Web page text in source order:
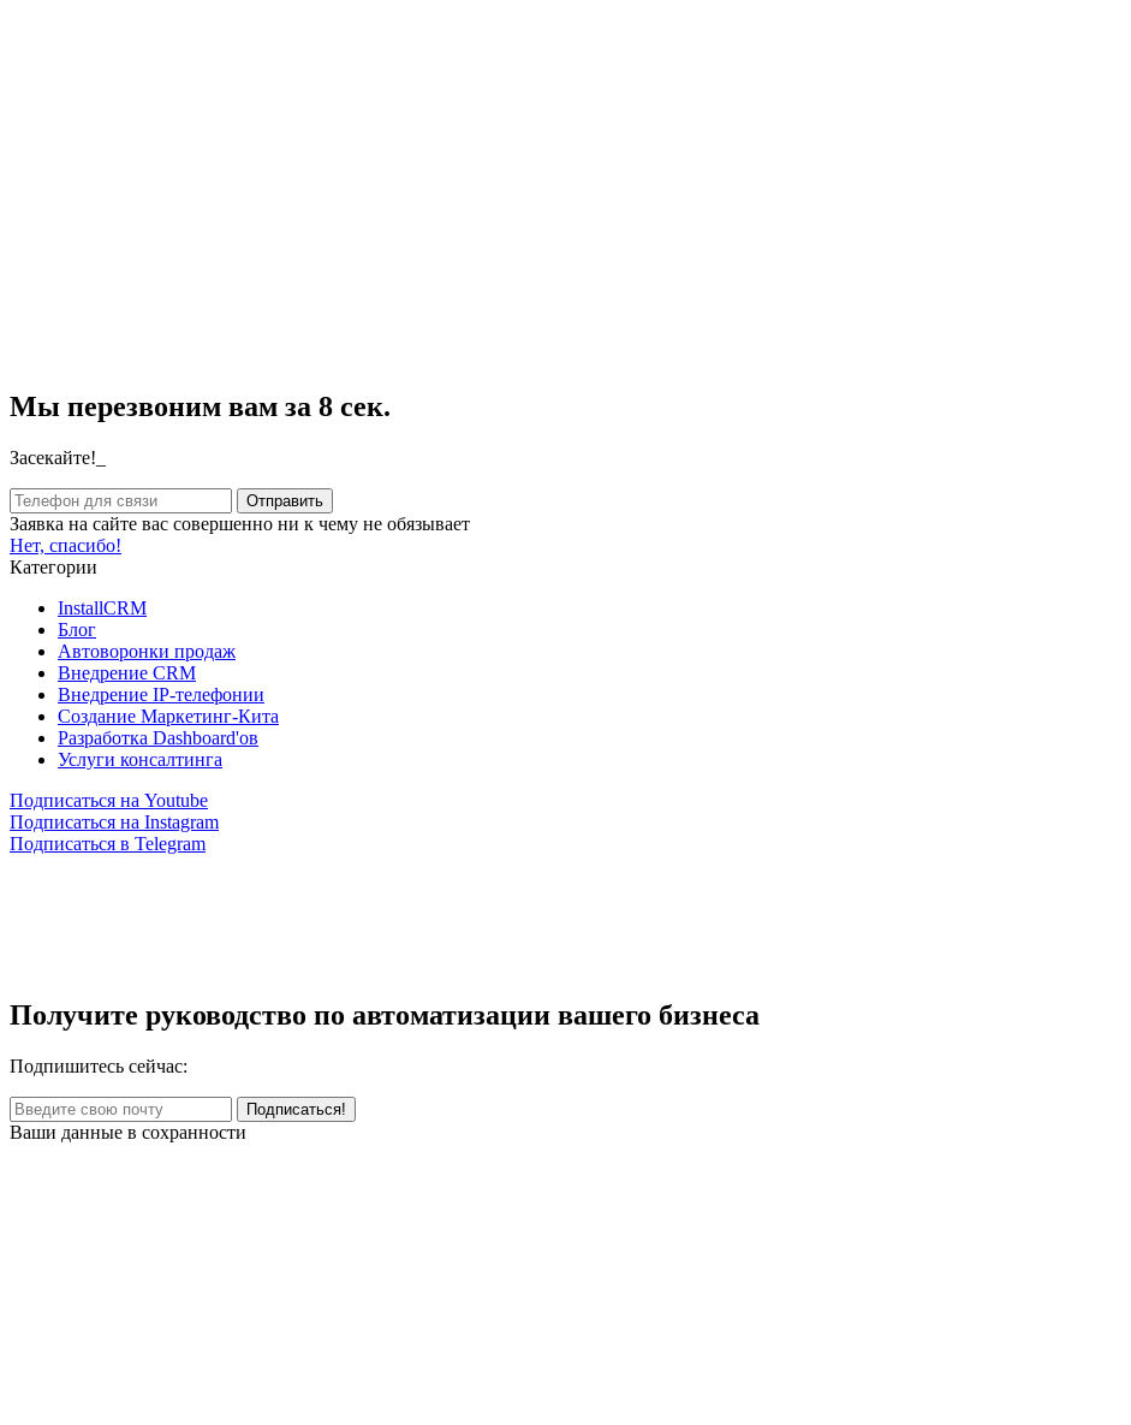
Мы перезвоним вам за 8 сек.
Засекайте!_
Заявка на сайте вас совершенно ни к чему не обязывает
Нет, спасибо!
Категории
InstallCRM
Блог
Автоворонки продаж
Внедрение CRM
Внедрение IP-телефонии
Создание Маркетинг-Кита
Разработка Dashboard'ов
Услуги консалтинга
Подписаться на Youtube
Подписаться на Instagram
Подписаться в Telegram
Получите руководство по автоматизации вашего бизнеса
Подпишитесь сейчас:
Ваши данные в сохранности